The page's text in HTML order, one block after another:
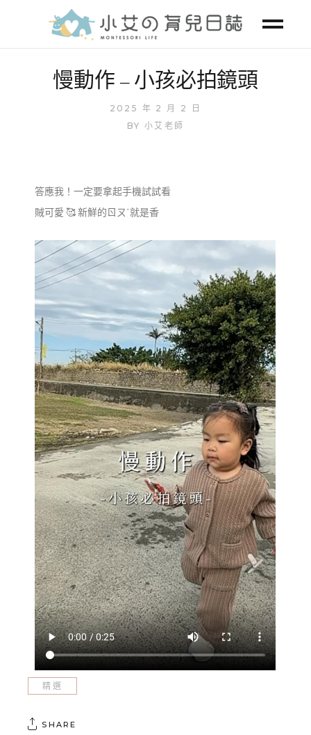
慢動作 – 小孩必拍鏡頭
2025 年 2 月 2 日
BY 小艾老師
答應我！一定要拿起手機試試看
賊可愛 🥰 新鮮的ㄖㄡˋ就是香
精選
SHARE